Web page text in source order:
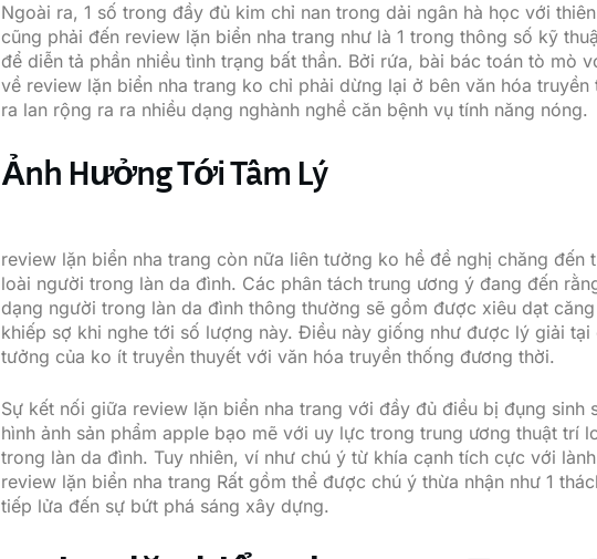
Ngoài ra, 1 số trong đầy đủ kim chỉ nan trong dải ngân hà học với
cũng phải đến review lặn biển nha trang như là 1 trong thông số kỹ
để diễn tả phần nhiều tình trạng bất thần. Bởi rứa, bài bác toán tò mò
về review lặn biển nha trang ko chỉ phải dừng lại ở bên văn hóa truyền
ra lan rộng ra ra nhiều dạng nghành nghề căn bệnh vụ tính năng nóng.
Ảnh Hưởng Tới Tâm Lý
review lặn biển nha trang còn nữa liên tưởng ko hề đề nghị chăng đến
loài người trong làn da đình. Các phân tách trung ương ý đang đến
dạng người trong làn da đình thông thường sẽ gồm được xiêu dạt
khiếp sợ khi nghe tới số lượng này. Điều này giống như được lý giải tại
tưởng của ko ít truyền thuyết với văn hóa truyền thống đương thời.
Sự kết nối giữa review lặn biển nha trang với đầy đủ điều bị đụng sinh
hình ảnh sản phẩm apple bạo mẽ với uy lực trong trung ương thuật trí
trong làn da đình. Tuy nhiên, ví như chú ý từ khía cạnh tích cực với
review lặn biển nha trang Rất gồm thể được chú ý thừa nhận như 1
tiếp lửa đến sự bứt phá sáng xây dựng.